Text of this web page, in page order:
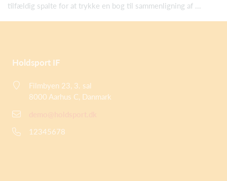
tilfældig spalte for at trykke en bog til sammenligning af ...
Holdsport IF
Filmbyen 23, 3. sal
8000 Aarhus C, Danmark
12345678